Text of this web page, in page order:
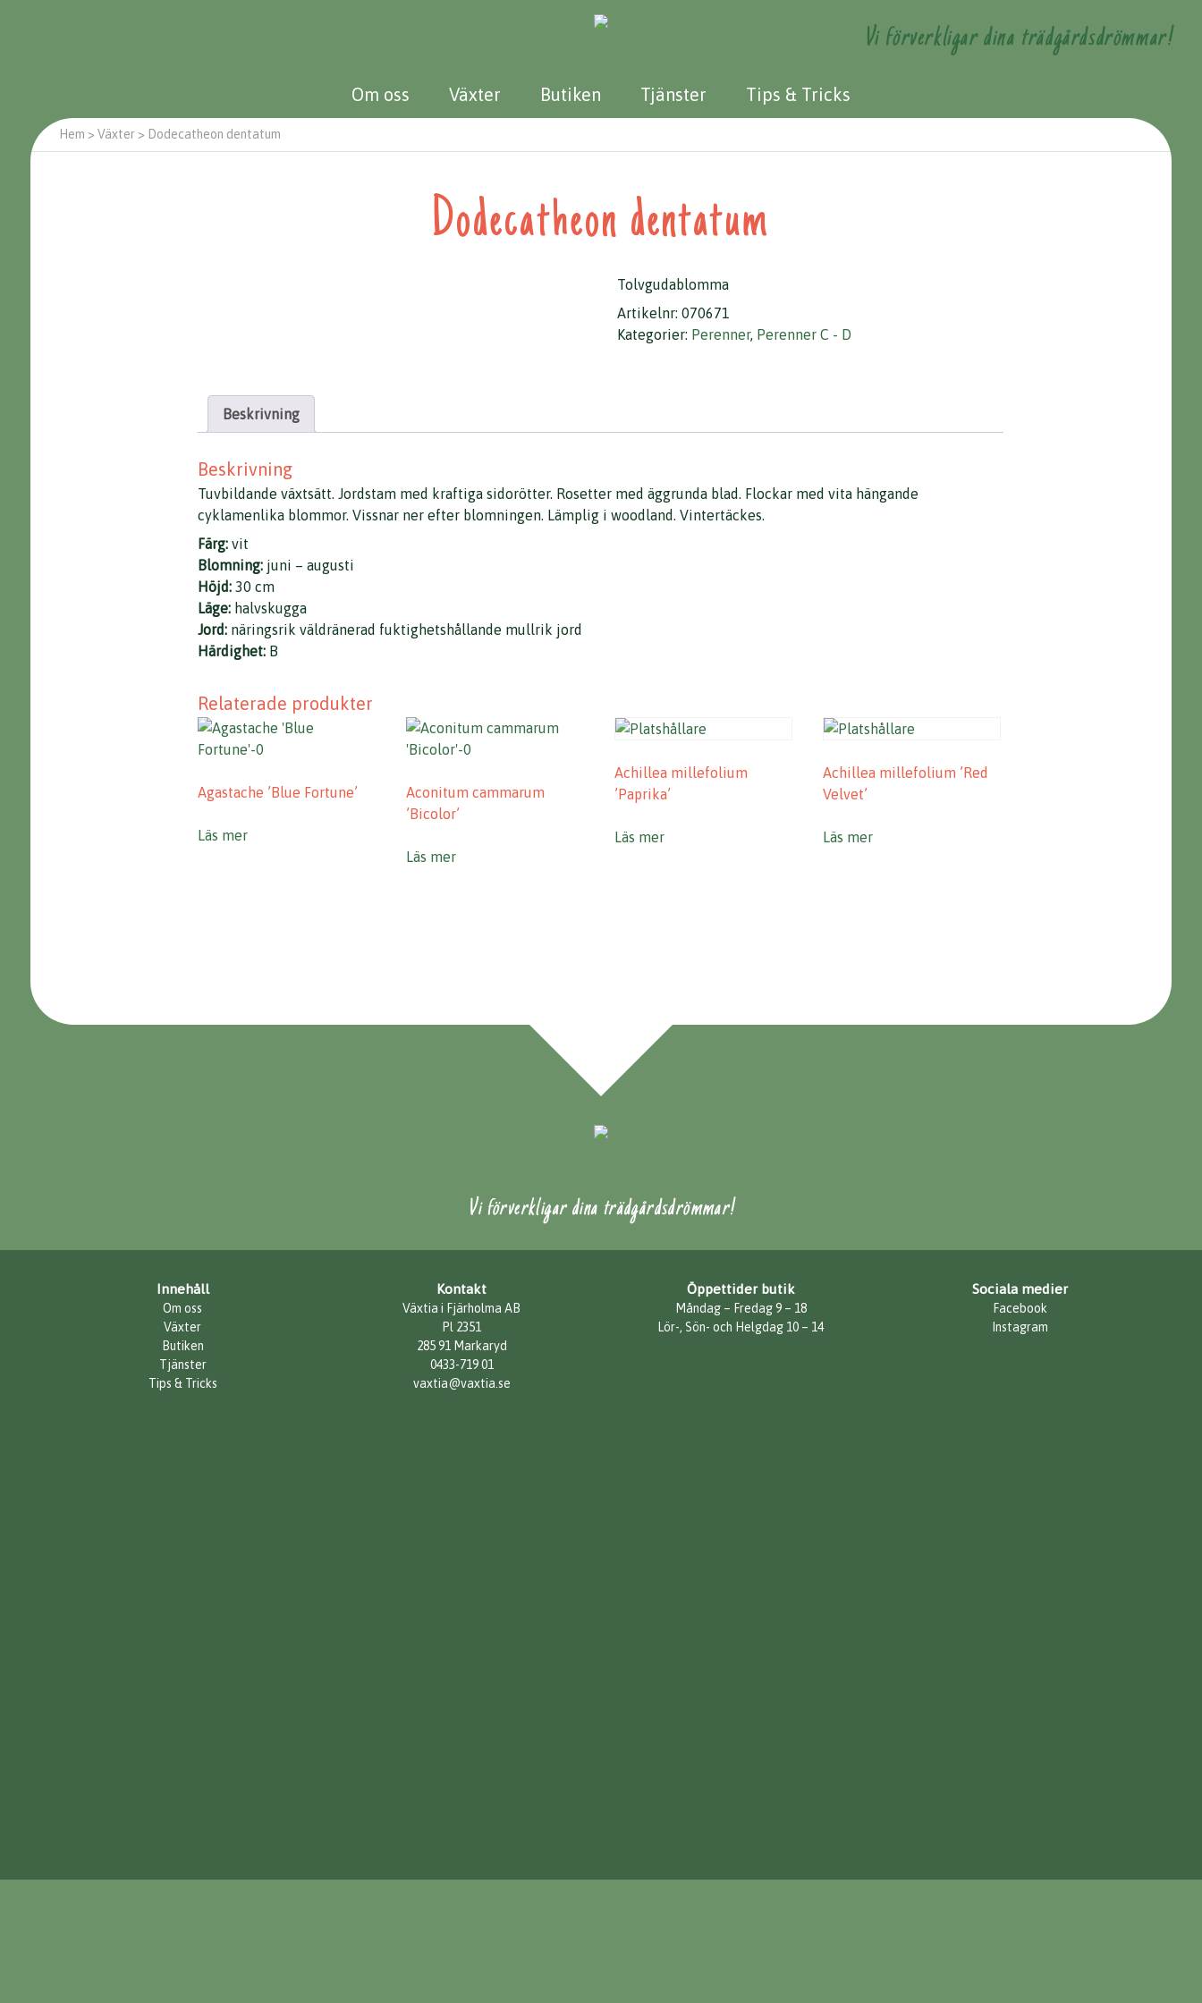
Om oss Växter Butiken Tjänster Tips & Tricks
Vi förverkligar dina trädgårdsdrömmar!
Hem > Växter> Dodecatheon dentatum
Dodecatheon dentatum
Tolvgudablomma
Artikelnr:070671
Kategorier: Perenner, Perenner C - D
Beskrivning
Beskrivning
Tuvbildande växtsätt. Jordstam med kraftiga sidorötter. Rosetter med äggrunda blad. Flockar med vita hängande
cyklamenlika blommor. Vissnar ner efter blomningen. Lämplig i woodland. Vintertäckes.
Färg: vit
Blomning: juni – augusti
Höjd: 30 cm
Läge: halvskugga
Jord: näringsrik väldränerad fuktighetshållande mullrik jord
Härdighet: B
Relaterade produkter
Agastache ’Blue Fortune’
Läs mer
Aconitum cammarum
’Bicolor’
Läs mer
Achillea millefolium
’Paprika’
Läs mer
Achillea millefolium ’Red
Velvet’
Läs mer
Vi förverkligar dina trädgårdsdrömmar!
Innehåll
Om oss
Växter
Butiken
Tjänster
Tips & Tricks
Kontakt
Växtia i Fjärholma AB
Pl 2351
285 91 Markaryd
0433-719 01
vaxtia@vaxtia.se
Öppettider butik
Måndag – Fredag 9 – 18
Lör-, Sön- och Helgdag 10 – 14
Sociala medier
Facebook
Instagram